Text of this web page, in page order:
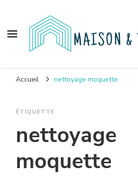
Accueil nettoyage moquette
ÉTIQUETTE
nettoyage
moquette